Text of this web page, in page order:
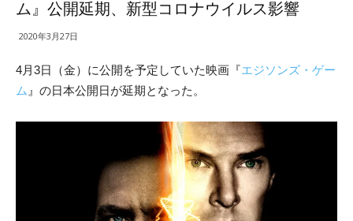
ム』公開延期、新型コロナウイルス影響
2020年3月27日
4月3日（金）に公開を予定していた映画『エジソンズ・ゲー
ム 』の日本公開日が延期となった。